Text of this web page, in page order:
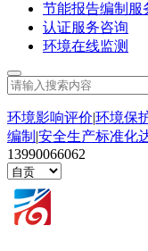
节能报告编制服
认证服务咨询
环境在线监测
环境影响评价|环境保
编制 |安全生产标准化
13990066062